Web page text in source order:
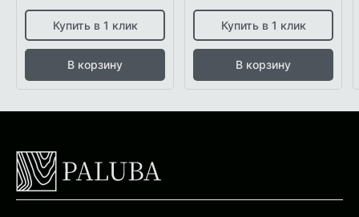
Купить в 1 клик
В корзину
Купить в 1 клик
В корзину